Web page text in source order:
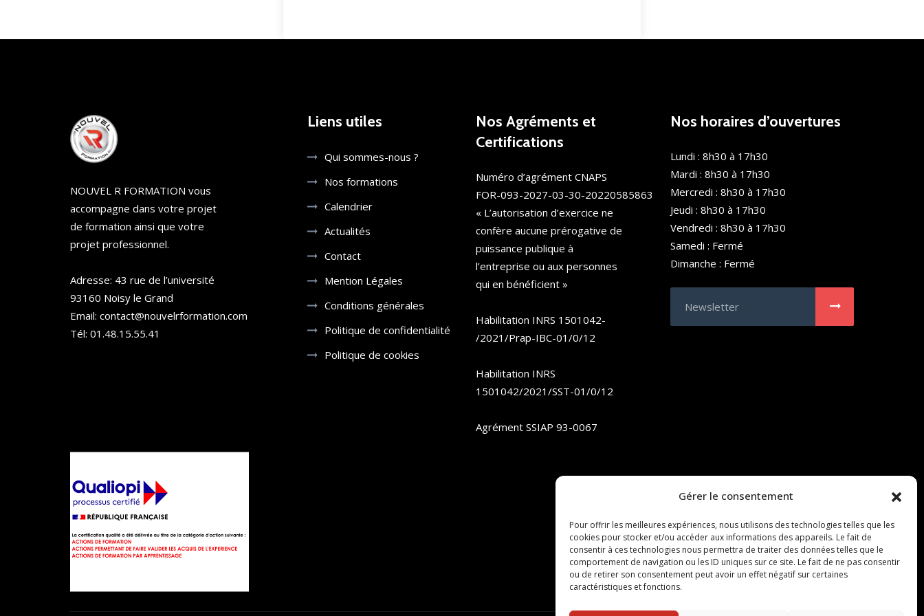
Gérer le consentement
Pour offrir les meilleures expériences, nous utilisons des technologies telles que les
cookies pour stocker et/ou accéder aux informations des appareils. Le fait de
consentir à ces technologies nous permettra de traiter des données telles que le
comportement de navigation ou les ID uniques sur ce site. Le fait de ne pas consentir
ou de retirer son consentement peut avoir un effet négatif sur certaines
caractéristiques et fonctions.
NOUVEL R FORMATION vous
accompagne dans votre projet
de formation ainsi que votre
projet professionnel.
Adresse: 43 rue de l’université
93160 Noisy le Grand
Email: contact@nouvelrformation.com
Tél: 01.48.15.55.41
Liens utiles
Qui sommes-nous ?
Nos formations
Calendrier
Actualités
Contact
Mention Légales
Conditions générales
Politique de confidentialité
Politique de cookies
Nos Agréments et
Certifications
Numéro d’agrément CNAPS
FOR-093-2027-03-30-20220585863
« L’autorisation d’exercice ne
confère aucune prérogative de
puissance publique à
l’entreprise ou aux personnes
qui en bénéficient »
Habilitation INRS 1501042-
/2021/Prap-IBC-01/0/12
Habilitation INRS
1501042/2021/SST-01/0/12
Agrément SSIAP 93-0067
Nos horaires d’ouvertures
Lundi : 8h30 à 17h30
Mardi : 8h30 à 17h30
Mercredi : 8h30 à 17h30
Jeudi : 8h30 à 17h30
Vendredi : 8h30 à 17h30
Samedi : Fermé
Dimanche : Fermé